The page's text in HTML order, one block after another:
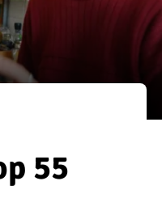
55